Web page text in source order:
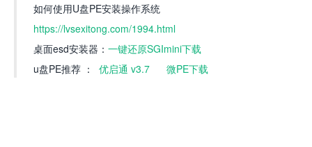
如何使用U盘PE安装操作系统
https://lvsexitong.com/1994.html
桌面esd安装器： 一键还原SGImini下载
u盘PE推荐 ： 优启通 v3.7 微PE下载